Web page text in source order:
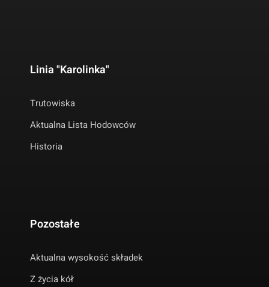
Linia "Karolinka"
Trutowiska
Aktualna Lista Hodowców
Historia
Pozostałe
Aktualna wysokość składek
Z życia kół